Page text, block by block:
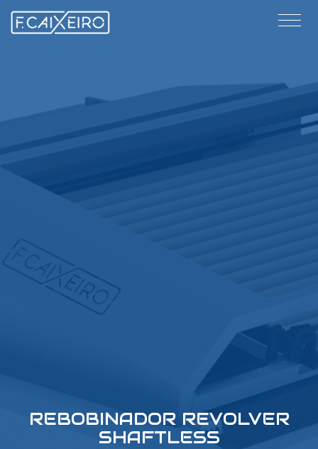
REBOBINADOR REVOLVER
SHAFTLESS